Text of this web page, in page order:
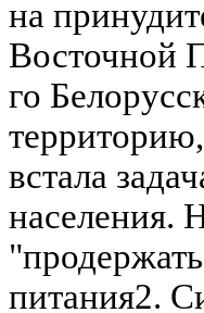
на
Восточной
го
встала
населения.
питания2.